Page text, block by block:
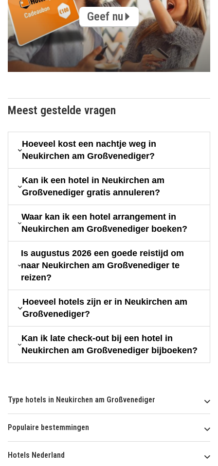
Geef nu
Meest gestelde vragen
Hoeveel kost een nachtje weg in
Neukirchen am Großvenediger?
Kan ik een hotel in Neukirchen am
Großvenediger gratis annuleren?
Waar kan ik een hotel arrangement in
Neukirchen am Großvenediger boeken?
Is augustus 2026 een goede reistijd om
naar Neukirchen am Großvenediger te
reizen?
Hoeveel hotels zijn er in Neukirchen am
Großvenediger?
Kan ik late check-out bij een hotel in
Neukirchen am Großvenediger bijboeken?
Type hotels in Neukirchen am Großvenediger
Populaire bestemmingen
Hotels Nederland